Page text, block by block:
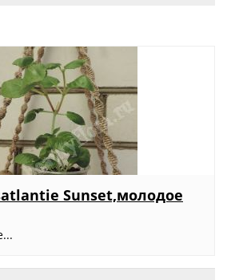
Sunset,молодое